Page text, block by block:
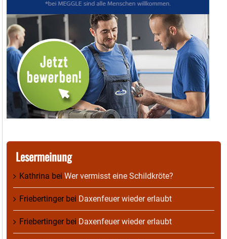
Lesermeinung
Kathrina bei Wer vermisst eine Schildkröte?
Friebertingerbei Daxenfeuer wieder erlaubt
Friebertingerbei Daxenfeuer wieder erlaubt